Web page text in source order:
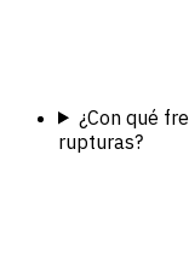
¿Con qué
rupturas?